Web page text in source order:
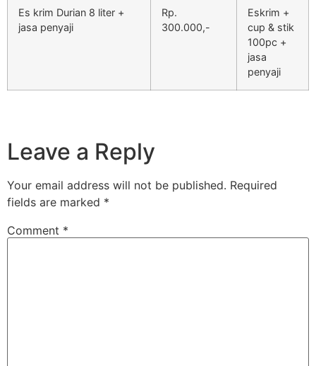
Es krim Durian 8 liter +
jasa penyaji
Rp.
300.000,-
Eskrim +
cup & stik
100pc +
jasa
penyaji
Leave a Reply
Your email address will not be published. Required
fields are marked *
Comment *